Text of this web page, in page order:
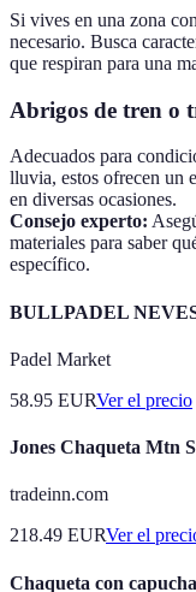
Si vives en una zona
necesario. Busca
que respiran para una
Abrigos de tren o
Adecuados para
lluvia, estos ofrecen un
en diversas ocasiones.
Consejo experto:
materiales para saber
específico.
BULLPADEL
Padel Market
58.95 EURVer el precio
Jones Chaqueta Mtn
tradeinn.com
218.49 EURVer el
Chaqueta con